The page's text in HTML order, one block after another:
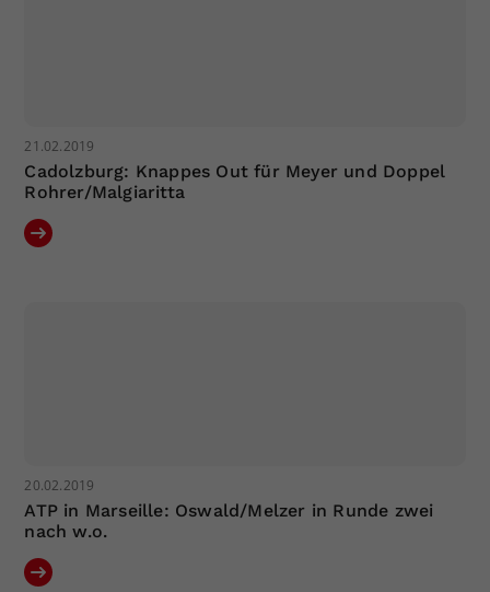
21.02.2019
Cadolzburg: Knappes Out für Meyer und Doppel
Rohrer/Malgiaritta
20.02.2019
ATP in Marseille: Oswald/Melzer in Runde zwei
nach w.o.